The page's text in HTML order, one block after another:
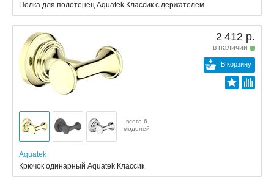
Полка для полотенец Aquatek Классик с держателем
2 412 р.
в наличии
В корзину
всего 6
моделей
Aquatek
Крючок одинарный Aquatek Классик